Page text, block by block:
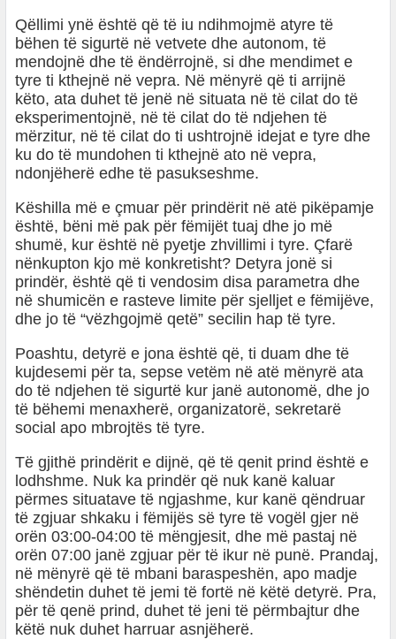
Qëllimi ynë është që të iu ndihmojmë atyre të
bëhen të sigurtë në vetvete dhe autonom, të
mendojnë dhe të ëndërrojnë, si dhe mendimet e
tyre ti kthejnë në vepra. Në mënyrë që ti arrijnë
këto, ata duhet të jenë në situata në të cilat do të
eksperimentojnë, në të cilat do të ndjehen të
mërzitur, në të cilat do ti ushtrojnë idejat e tyre dhe
ku do të mundohen ti kthejnë ato në vepra,
ndonjëherë edhe të pasukseshme.
Këshilla më e çmuar për prindërit në atë pikëpamje
është, bëni më pak për fëmijët tuaj dhe jo më
shumë, kur është në pyetje zhvillimi i tyre. Çfarë
nënkupton kjo më konkretisht? Detyra jonë si
prindër, është që ti vendosim disa parametra dhe
në shumicën e rasteve limite për sjelljet e fëmijëve,
dhe jo të “vëzhgojmë qetë” secilin hap të tyre.
Poashtu, detyrë e jona është që, ti duam dhe të
kujdesemi për ta, sepse vetëm në atë mënyrë ata
do të ndjehen të sigurtë kur janë autonomë, dhe jo
të bëhemi menaxherë, organizatorë, sekretarë
social apo mbrojtës të tyre.
Të gjithë prindërit e dijnë, që të qenit prind është e
lodhshme. Nuk ka prindër që nuk kanë kaluar
përmes situatave të ngjashme, kur kanë qëndruar
të zgjuar shkaku i fëmijës së tyre të vogël gjer në
orën 03:00-04:00 të mëngjesit, dhe më pastaj në
orën 07:00 janë zgjuar për të ikur në punë. Prandaj,
në mënyrë që të mbani baraspeshën, apo madje
shëndetin duhet të jemi të fortë në këtë detyrë. Pra,
për të qenë prind, duhet të jeni të përmbajtur dhe
këtë nuk duhet harruar asnjëherë.